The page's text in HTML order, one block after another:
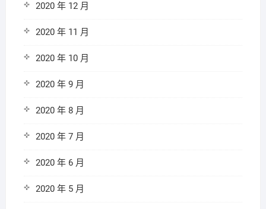
2020 年 12 月
2020 年 11 月
2020 年 10 月
2020 年 9 月
2020 年 8 月
2020 年 7 月
2020 年 6 月
2020 年 5 月